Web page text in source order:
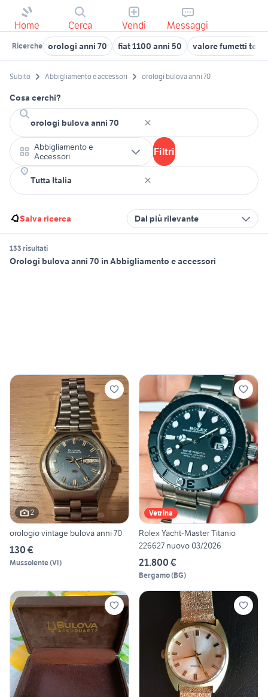
Home Cerca Vendi Messaggi
Ricerche orologi anni 70 fiat 1100 anni 50 valore fumetti
Subito Abbigliamento e accessori orologi bulova anni 70
Cosa cerchi?
Abbigliamento e
Accessori
Filtri
Salva ricerca Dal più rilevante
133 risultati
Orologi bulova anni 70 in Abbigliamento e accessori
2
orologio vintage bulova anni 70
130 €
Mussolente(VI)
Vetrina
Rolex Yacht-Master Titanio
226627 nuovo 03/2026
21.800 €
Bergamo(BG)